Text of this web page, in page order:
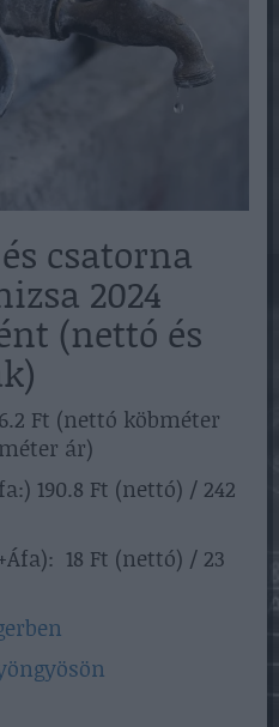
csatorna
2024
(nettó és
Ft (nettó köbméter
ár)
190.8 Ft (nettó) / 242
18 Ft (nettó) / 23